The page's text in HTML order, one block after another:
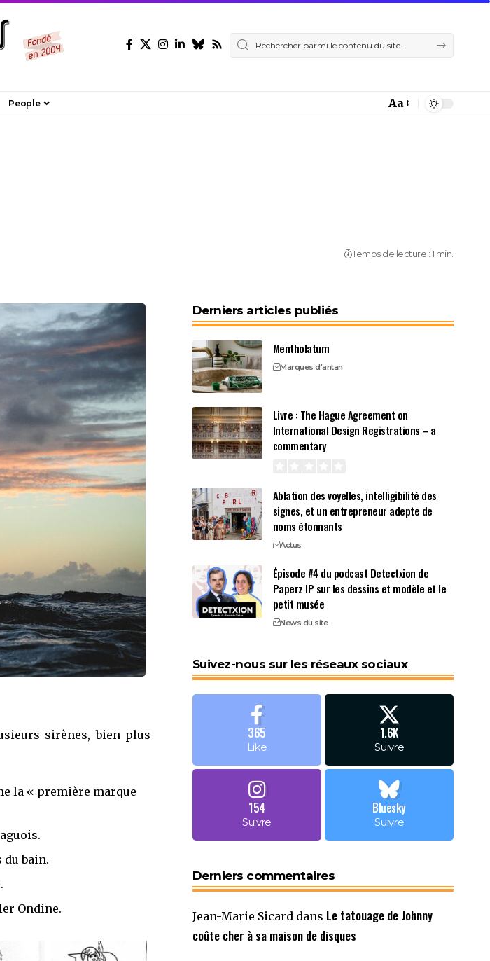
People
Font
Aa
Temps de lecture : 1 min.
sirènes, bien plus
la « première marque
du bain.
Ondine.
Derniers articles publiés
Mentholatum
Marques d'antan
Livre : The Hague Agreement on
International Design Registrations – a
commentary
Ablation des voyelles, intelligibilité des
signes, et un entrepreneur adepte de
noms étonnants
Actus
Épisode #4 du podcast Detectxion de
Paperz IP sur les dessins et modèle et le
petit musée
News du site
Suivez-nous sur les réseaux sociaux
365
Like
1.6K
Suivre
154
Suivre
Bluesky
Suivre
Derniers commentaires
Jean-Marie Sicard dans Le tatouage de Johnny
coûte cher à sa maison de disques